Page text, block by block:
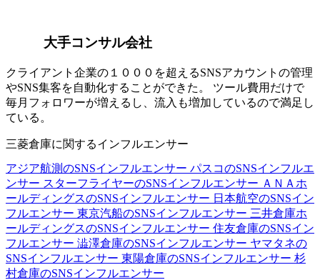
大手コンサル会社
クライアント企業の１０００を超えるSNSアカウントの管理
やSNS集客を自動化することができた。 ツール費用だけで
毎月フォロワーが増えるし、流入も増加しているので満足し
ている。
三菱倉庫に関するインフルエンサー
アジア航測のSNSインフルエンサー パスコのSNSインフルエ
ンサー スターフライヤーのSNSインフルエンサー ＡＮＡホ
ールディングスのSNSインフルエンサー 日本航空のSNSイン
フルエンサー 東京汽船のSNSインフルエンサー 三井倉庫ホ
ールディングスのSNSインフルエンサー 住友倉庫のSNSイン
フルエンサー 澁澤倉庫のSNSインフルエンサー ヤマタネの
SNSインフルエンサー 東陽倉庫のSNSインフルエンサー 杉
村倉庫のSNSインフルエンサー